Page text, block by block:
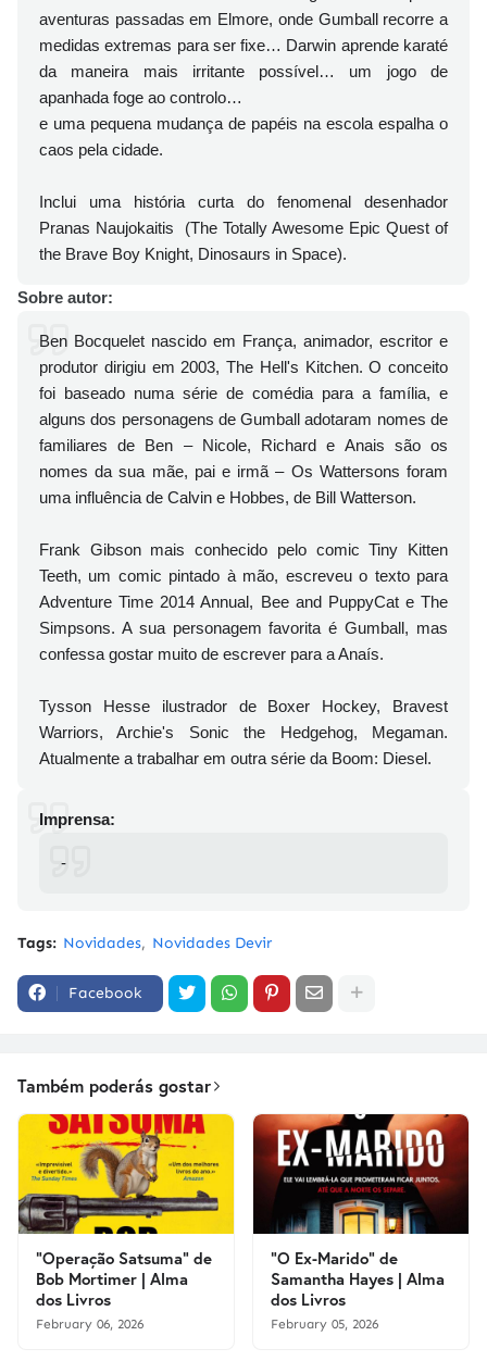
aventuras passadas em Elmore, onde Gumball recorre a
medidas extremas para ser fixe… Darwin aprende karaté
da maneira mais irritante possível… um jogo de
apanhada foge ao controlo…
e uma pequena mudança de papéis na escola espalha o
caos pela cidade.
Inclui uma história curta do fenomenal desenhador
Pranas Naujokaitis (The Totally Awesome Epic Quest of
the Brave Boy Knight, Dinosaurs in Space).
Sobre autor:
Ben Bocquelet nascido em França, animador, escritor e
produtor dirigiu em 2003, The Hell's Kitchen. O conceito
foi baseado numa série de comédia para a família, e
alguns dos personagens de Gumball adotaram nomes de
familiares de Ben – Nicole, Richard e Anais são os
nomes da sua mãe, pai e irmã – Os Wattersons foram
uma influência de Calvin e Hobbes, de Bill Watterson.
Frank Gibson mais conhecido pelo comic Tiny Kitten
Teeth, um comic pintado à mão, escreveu o texto para
Adventure Time 2014 Annual, Bee and PuppyCat e The
Simpsons. A sua personagem favorita é Gumball, mas
confessa gostar muito de escrever para a Anaís.
Tysson Hesse ilustrador de Boxer Hockey, Bravest
Warriors, Archie's Sonic the Hedgehog, Megaman.
Atualmente a trabalhar em outra série da Boom: Diesel.
Imprensa:
-
Tags: Novidades Novidades Devir
Facebook
Também poderás gostar
"Operação Satsuma" de
Bob Mortimer | Alma
dos Livros
February 06, 2026
"O Ex-Marido" de
Samantha Hayes | Alma
dos Livros
February 05, 2026